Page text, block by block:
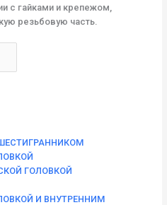
с гайками и крепежом,
резьбовую часть.
ГОЛОВКОЙ
И ВНУТРЕННИМ